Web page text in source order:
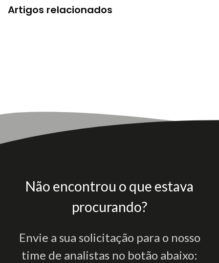
Artigos relacionados
Não encontrou o que estava
procurando?
Envie a sua solicitação para o nosso
time de analistas no botão abaixo: